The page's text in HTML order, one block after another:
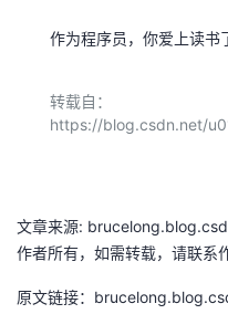
作为程序员，你爱上读书
转载自：
https://blog.csdn.net/
文章来源:
作者所有，如需转载，请联系
原文链接：